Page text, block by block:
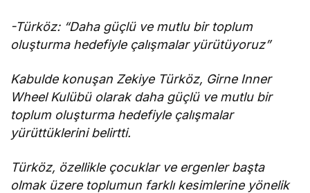
-Türköz: “Daha güçlü ve mutlu bir toplum
oluşturma hedefiyle çalışmalar yürütüyoruz”
Kabulde konuşan Zekiye Türköz, Girne Inner
Wheel Kulübü olarak daha güçlü ve mutlu bir
toplum oluşturma hedefiyle çalışmalar
yürüttüklerini belirtti.
Türköz, özellikle çocuklar ve ergenler başta
olmak üzere toplumun farklı kesimlerine yönelik